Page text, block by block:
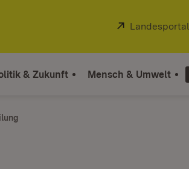
Extern:
Landesportal
& Zukunft Mensch & Umwelt